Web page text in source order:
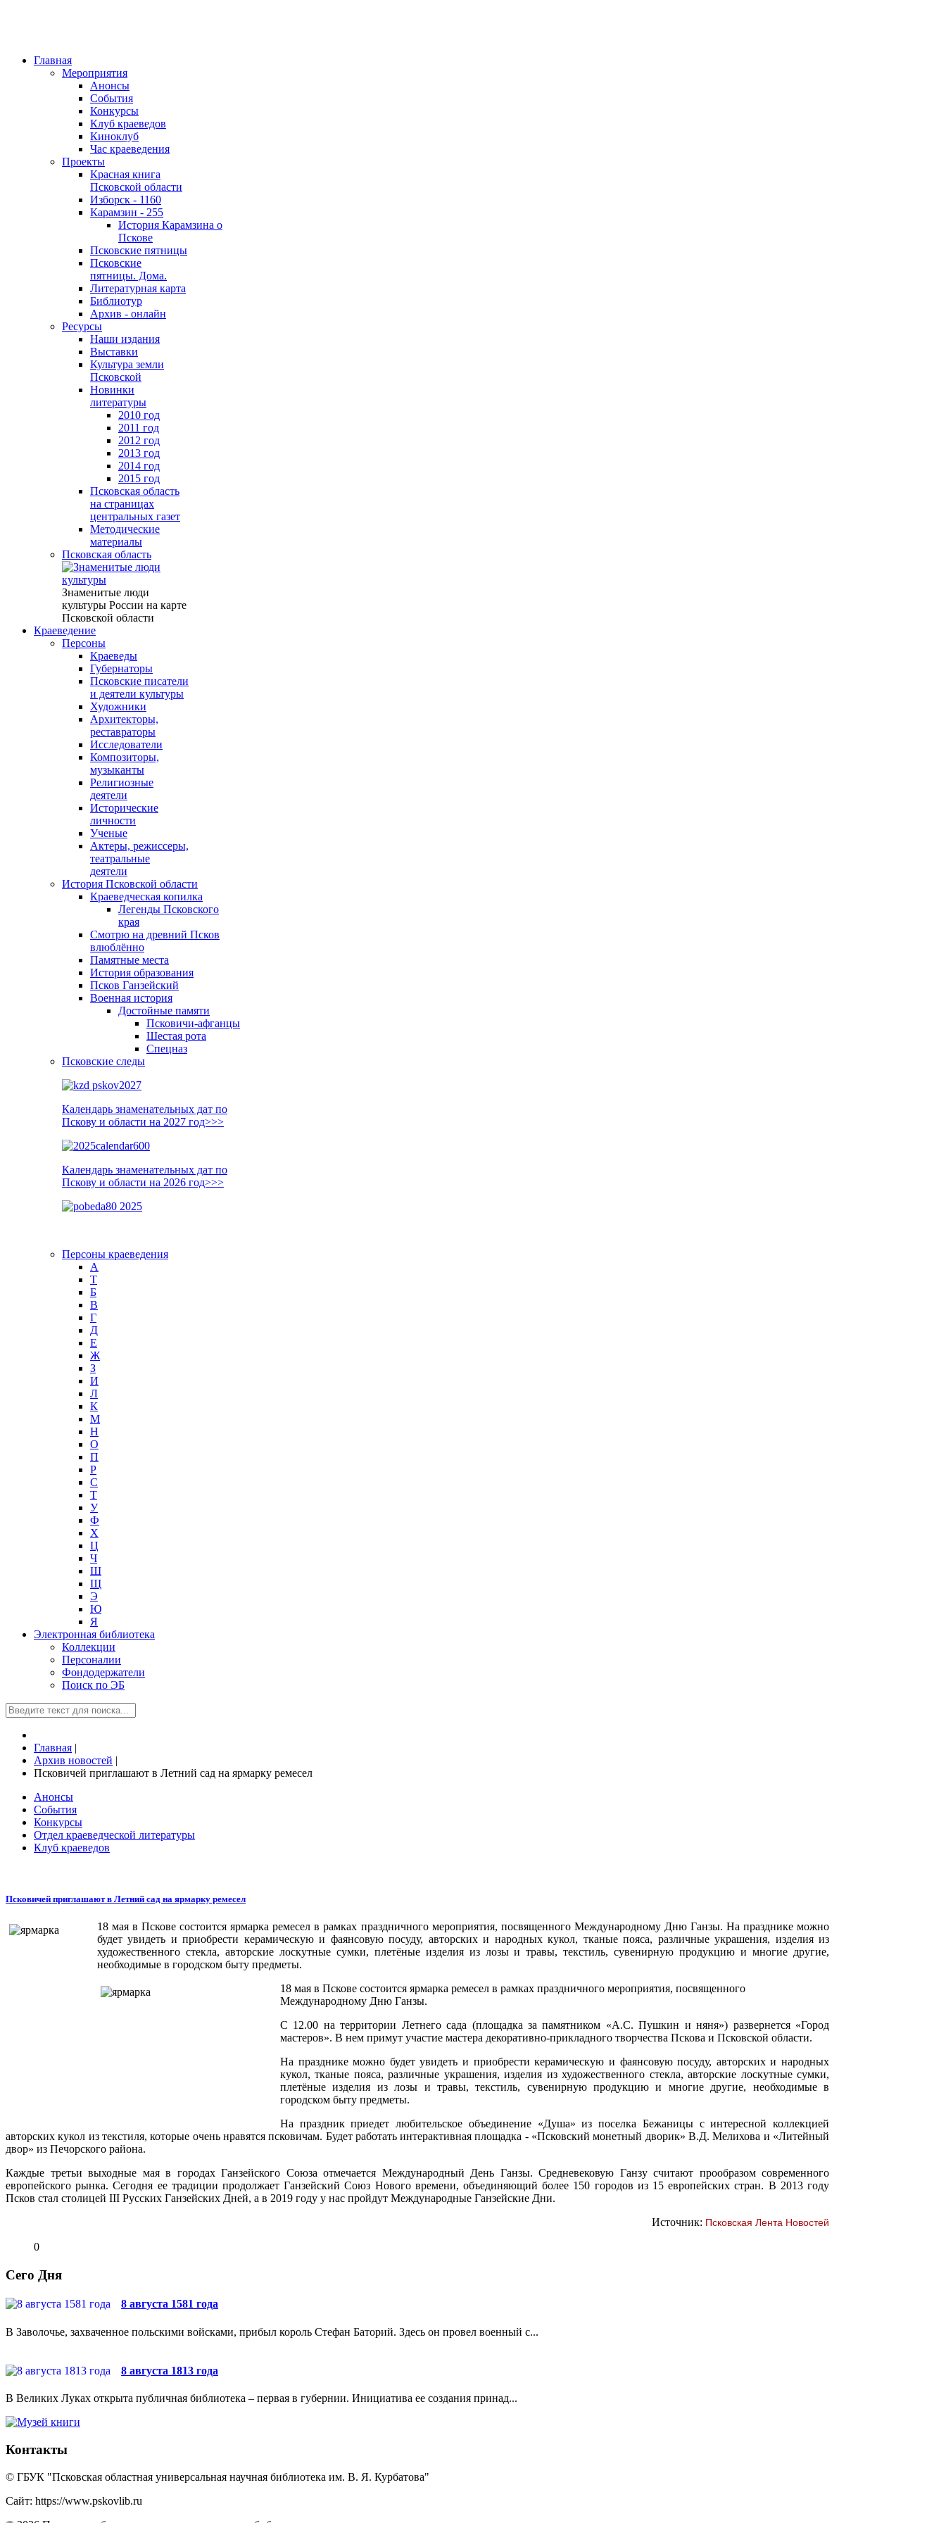
Главная
Мероприятия
Анонсы
События
Конкурсы
Клуб краеведов
Киноклуб
Час краеведения
Проекты
Красная книга
Псковской области
Изборск - 1160
Карамзин - 255
История Карамзина о
Пскове
Псковские пятницы
Псковские
пятницы. Дома.
Литературная карта
Библиотур
Архив - онлайн
Ресурсы
Наши издания
Выставки
Культура земли
Псковской
Новинки
литературы
2010 год
2011 год
2012 год
2013 год
2014 год
2015 год
Псковская область
на страницах
центральных газет
Методические
материалы
Псковская область
Знаменитые люди
культуры России на карте
Псковской области
Краеведение
Персоны
Краеведы
Губернаторы
Псковские писатели
и деятели культуры
Художники
Архитекторы,
реставраторы
Исследователи
Композиторы,
музыканты
Религиозные
деятели
Исторические
личности
Ученые
Актеры, режиссеры,
театральные
деятели
История Псковской области
Краеведческая копилка
Легенды Псковского
края
Смотрю на древний Псков
влюблённо
Памятные места
История образования
Псков Ганзейский
Военная история
Достойные памяти
Псковичи-афганцы
Шестая рота
Спецназ
Псковские следы
Календарь знаменательных дат по
Пскову и области на 2027 год>>>
Календарь знаменательных дат по
Пскову и области на 2026 год>>>
Персоны краеведения
А
T
Б
В
Г
Д
Е
Ж
З
И
Л
К
М
Н
О
П
Р
С
Т
У
Ф
Х
Ц
Ч
Ш
Щ
Э
Ю
Я
Электронная библиотека
Коллекции
Персоналии
Фондодержатели
Поиск по ЭБ
Главная |
Архив новостей |
Псковичей приглашают в Летний сад на ярмарку ремесел
Анонсы
События
Конкурсы
Отдел краеведческой литературы
Клуб краеведов
Псковичей приглашают в Летний сад на ярмарку ремесел
18 мая в Пскове состоится ярмарка ремесел в рамках праздничного мероприятия, посвященного Международному Дню Ганзы. На празднике можно
будет увидеть и приобрести керамическую и фаянсовую посуду, авторских и народных кукол, тканые пояса, различные украшения, изделия из
художественного стекла, авторские лоскутные сумки, плетёные изделия из лозы и травы, текстиль, сувенирную продукцию и многие другие,
необходимые в городском быту предметы.
18 мая в Пскове состоится ярмарка ремесел в рамках праздничного мероприятия, посвященного
Международному Дню Ганзы.
С 12.00 на территории Летнего сада (площадка за памятником «А.С. Пушкин и няня») развернется «Город
мастеров». В нем примут участие мастера декоративно-прикладного творчества Пскова и Псковской области.
На празднике можно будет увидеть и приобрести керамическую и фаянсовую посуду, авторских и народных
кукол, тканые пояса, различные украшения, изделия из художественного стекла, авторские лоскутные сумки,
плетёные изделия из лозы и травы, текстиль, сувенирную продукцию и многие другие, необходимые в
городском быту предметы.
На праздник приедет любительское объединение «Душа» из поселка Бежаницы с интересной коллекцией
авторских кукол из текстиля, которые очень нравятся псковичам. Будет работать интерактивная площадка - «Псковский монетный дворик» В.Д. Мелихова и «Литейный
двор» из Печорского района.
Каждые третьи выходные мая в городах Ганзейского Союза отмечается Международный День Ганзы. Средневековую Ганзу считают прообразом современного
европейского рынка. Сегодня ее традиции продолжает Ганзейский Союз Нового времени, объединяющий более 150 городов из 15 европейских стран. В 2013 году
Псков стал столицей III Русских Ганзейских Дней, а в 2019 году у нас пройдут Международные Ганзейские Дни.
Источник: Псковская Лента Новостей
0
Сего Дня
8 августа 1581 года
В Заволочье, захваченное польскими войсками, прибыл король Стефан Баторий. Здесь он провел военный с...
8 августа 1813 года
В Великих Луках открыта публичная библиотека – первая в губернии. Инициатива ее создания принад...
Контакты
© ГБУК "Псковская областная универсальная научная библиотека им. В. Я. Курбатова"
Сайт: https://www.pskovlib.ru